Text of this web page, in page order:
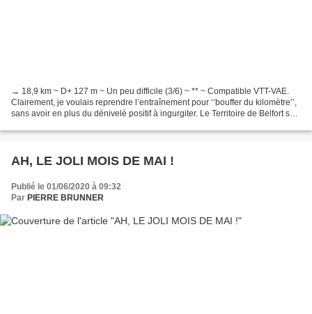
→ 18,9 km ~ D+ 127 m ~ Un peu difficile (3/6) ~ ** ~ Compatible VTT-VAE.
Clairement, je voulais reprendre l’entraînement pour ‘‘bouffer du kilomètre’’,
sans avoir en plus du dénivelé positif à ingurgiter. Le Territoire de Belfort se
AH, LE JOLI MOIS DE MAI !
Publié le 01/06/2020 à 09:32
Par PIERRE BRUNNER